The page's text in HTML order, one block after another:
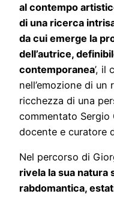
al contempo
di una ricerca
da cui emerge la
dell’autrice,
contemporanea’, il
nell’emozione di
ricchezza di una
commentato
docente e curatore
Nel percorso di
rivela la sua natura
rabdomantica,